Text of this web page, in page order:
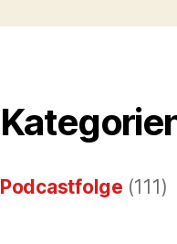
Podcastfolge (111)